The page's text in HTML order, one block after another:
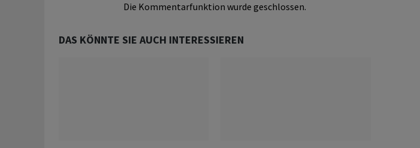
Die Kommentarfunktion wurde geschlossen.
DAS KÖNNTE SIE AUCH INTERESSIEREN